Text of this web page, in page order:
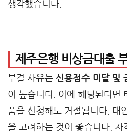
생각했습니다.
제주은행 비상금대출
부결 사유는 신용점수 미달 및
이 높습니다. 이에 해당된다면
품을 신청해도 거절됩니다. 대
을 고려하는 것이 좋습니다. 자